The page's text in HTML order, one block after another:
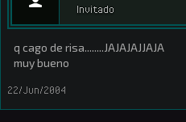
Invitado
q cago de risa........JAJAJAJJAJA
muy bueno
22/Jun/2004